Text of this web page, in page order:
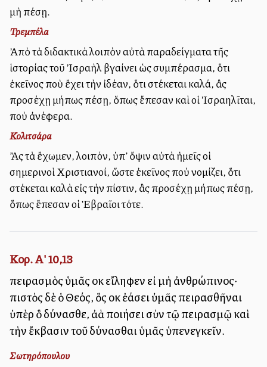
μὴ πέσῃ.
Τρεμπέλα
Ἀπὸ τὰ διδακτικὰ λοιπὸν αὐτὰ παραδείγματα τῆς
ἱστορίας τοῦ Ἰσραὴλ βγαίνει ὡς συμπέρασμα, ὅτι
ἐκεῖνος ποὺ ἔχει τὴν ἰδέαν, ὅτι στέκεται καλά, ἂς
προσέχῃ μήπως πέσῃ, ὅπως ἔπεσαν καὶ οἱ Ἰσραηλῖται,
ποὺ ἀνέφερα.
Κολιτσάρα
Ἂς τὰ ἔχωμεν, λοιπόν, ὑπ’ ὄψιν αὐτὰ ἡμεῖς οἱ
σημερινοὶ Χριστιανοί, ὥστε ἐκεῖνος ποὺ νομίζει, ὅτι
στέκεται καλὰ εἰς τὴν πίστιν, ἂς προσέχῃ μήπως πέσῃ,
ὅπως ἔπεσαν οἱ Ἑβραῖοι τότε.
Κορ. Α' 10,13
πειρασμὸς ὑμᾶς οὐκ εἴληφεν εἰ μὴ ἀνθρώπινος·
πιστὸς δὲ ὁ Θεός, ὃς οὐκ ἐάσει ὑμᾶς πειρασθῆναι
ὑπὲρ ὃ δύνασθε, ἀλλὰ ποιήσει σὺν τῷ πειρασμῷ καὶ
τὴν ἔκβασιν τοῦ δύνασθαι ὑμᾶς ὑπενεγκεῖν.
Σωτηρόπουλου